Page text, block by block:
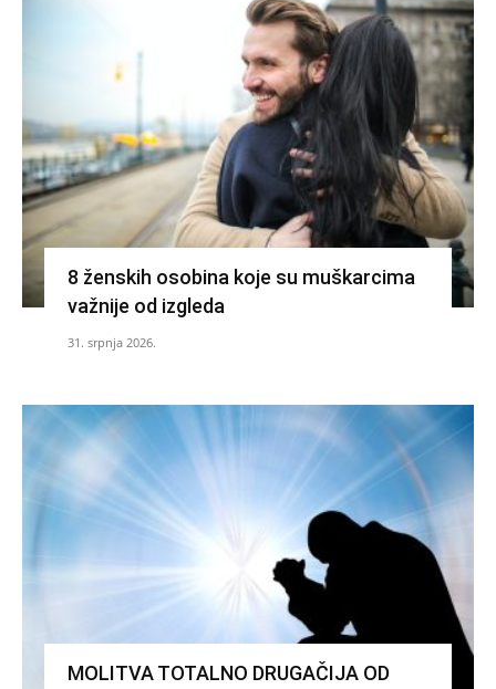
8 ženskih osobina koje su muškarcima
važnije od izgleda
31. srpnja 2026.
MOLITVA TOTALNO DRUGAČIJA OD